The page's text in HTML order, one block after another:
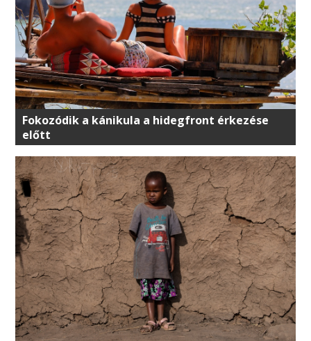
Fokozódik a kánikula a hidegfront érkezése
előtt